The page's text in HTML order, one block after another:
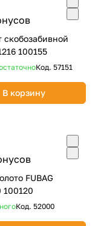
скобозабивной
100155
Код. 57151
В корзину
FUBAG
100120
Код. 52000